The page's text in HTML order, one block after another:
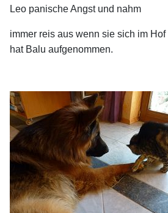
Leo panische Angst und nahm
immer reis aus wenn sie sich im
hat Balu aufgenommen.